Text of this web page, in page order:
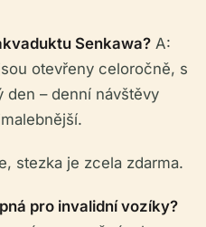
Senkawa? A:
otevřeny celoročně, s
– denní návštěvy
stezka je zcela zdarma.
pro invalidní vozíky?